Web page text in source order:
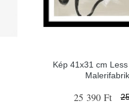
Kép 41x31 cm
25 390 Ft